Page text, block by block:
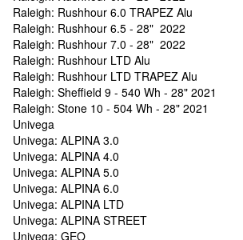
Raleigh: Rushhour 6.0 TRAPEZ Alu
Raleigh: Rushhour 6.5 - 28" 2022
Raleigh: Rushhour 7.0 - 28" 2022
Raleigh: Rushhour LTD Alu
Raleigh: Rushhour LTD TRAPEZ Alu
Raleigh: Sheffield 9 - 540 Wh - 28" 2021
Raleigh: Stone 10 - 504 Wh - 28" 2021
Univega
Univega: ALPINA 3.0
Univega: ALPINA 4.0
Univega: ALPINA 5.0
Univega: ALPINA 6.0
Univega: ALPINA LTD
Univega: ALPINA STREET
Univega: GEO